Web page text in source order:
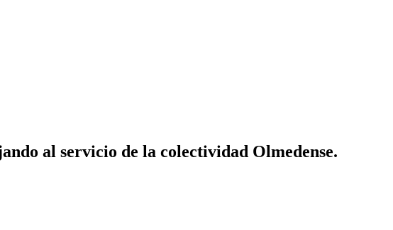
al servicio de la colectividad Olmedense.